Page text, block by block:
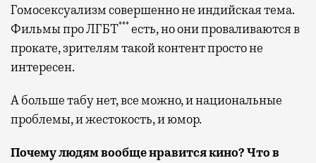
Гомосексуализм совершенно не индийская тема.
Фильмы про ЛГБТ***есть, но они проваливаются в
прокате, зрителям такой контент просто не
интересен.
А больше табу нет, все можно, и национальные
проблемы, и жестокость, и юмор.
Почему людям вообще нравится кино? Что в